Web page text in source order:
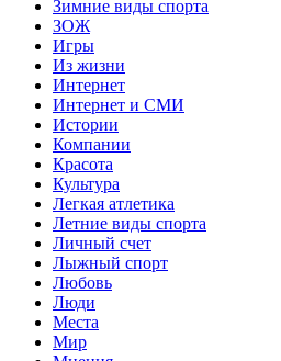
Зимние виды спорта
ЗОЖ
Игры
Из жизни
Интернет
Интернет и СМИ
Истории
Компании
Красота
Культура
Легкая атлетика
Летние виды спорта
Личный счет
Лыжный спорт
Любовь
Люди
Места
Мир